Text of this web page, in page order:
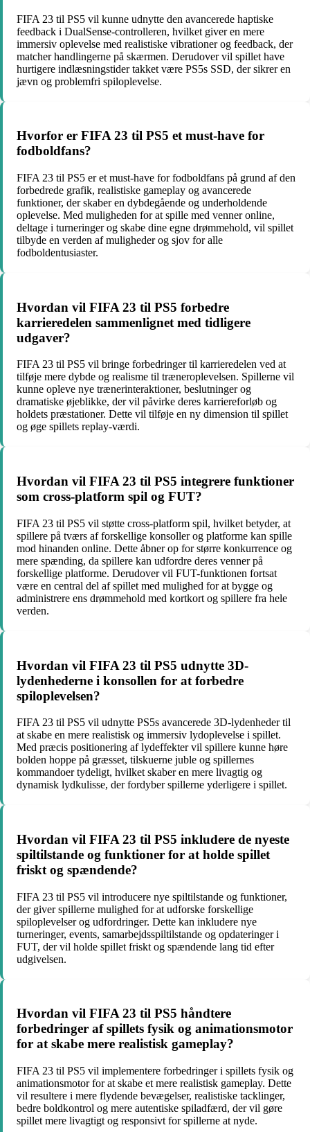
FIFA 23 til PS5 vil kunne udnytte den avancerede haptiske
feedback i DualSense-controlleren, hvilket giver en mere
immersiv oplevelse med realistiske vibrationer og feedback, der
matcher handlingerne på skærmen. Derudover vil spillet have
hurtigere indlæsningstider takket være PS5s SSD, der sikrer en
jævn og problemfri spiloplevelse.
Hvorfor er FIFA 23 til PS5 et must-have for
fodboldfans?
FIFA 23 til PS5 er et must-have for fodboldfans på grund af den
forbedrede grafik, realistiske gameplay og avancerede
funktioner, der skaber en dybdegående og underholdende
oplevelse. Med muligheden for at spille med venner online,
deltage i turneringer og skabe dine egne drømmehold, vil spillet
tilbyde en verden af muligheder og sjov for alle
fodboldentusiaster.
Hvordan vil FIFA 23 til PS5 forbedre
karrieredelen sammenlignet med tidligere
udgaver?
FIFA 23 til PS5 vil bringe forbedringer til karrieredelen ved at
tilføje mere dybde og realisme til træneroplevelsen. Spillerne vil
kunne opleve nye trænerinteraktioner, beslutninger og
dramatiske øjeblikke, der vil påvirke deres karriereforløb og
holdets præstationer. Dette vil tilføje en ny dimension til spillet
og øge spillets replay-værdi.
Hvordan vil FIFA 23 til PS5 integrere funktioner
som cross-platform spil og FUT?
FIFA 23 til PS5 vil støtte cross-platform spil, hvilket betyder, at
spillere på tværs af forskellige konsoller og platforme kan spille
mod hinanden online. Dette åbner op for større konkurrence og
mere spænding, da spillere kan udfordre deres venner på
forskellige platforme. Derudover vil FUT-funktionen fortsat
være en central del af spillet med mulighed for at bygge og
administrere ens drømmehold med kortkort og spillere fra hele
verden.
Hvordan vil FIFA 23 til PS5 udnytte 3D-
lydenhederne i konsollen for at forbedre
spiloplevelsen?
FIFA 23 til PS5 vil udnytte PS5s avancerede 3D-lydenheder til
at skabe en mere realistisk og immersiv lydoplevelse i spillet.
Med præcis positionering af lydeffekter vil spillere kunne høre
bolden hoppe på græsset, tilskuerne juble og spillernes
kommandoer tydeligt, hvilket skaber en mere livagtig og
dynamisk lydkulisse, der fordyber spillerne yderligere i spillet.
Hvordan vil FIFA 23 til PS5 inkludere de nyeste
spiltilstande og funktioner for at holde spillet
friskt og spændende?
FIFA 23 til PS5 vil introducere nye spiltilstande og funktioner,
der giver spillerne mulighed for at udforske forskellige
spiloplevelser og udfordringer. Dette kan inkludere nye
turneringer, events, samarbejdsspiltilstande og opdateringer i
FUT, der vil holde spillet friskt og spændende lang tid efter
udgivelsen.
Hvordan vil FIFA 23 til PS5 håndtere
forbedringer af spillets fysik og animationsmotor
for at skabe mere realistisk gameplay?
FIFA 23 til PS5 vil implementere forbedringer i spillets fysik og
animationsmotor for at skabe et mere realistisk gameplay. Dette
vil resultere i mere flydende bevægelser, realistiske tacklinger,
bedre boldkontrol og mere autentiske spiladfærd, der vil gøre
spillet mere livagtigt og responsivt for spillerne at nyde.